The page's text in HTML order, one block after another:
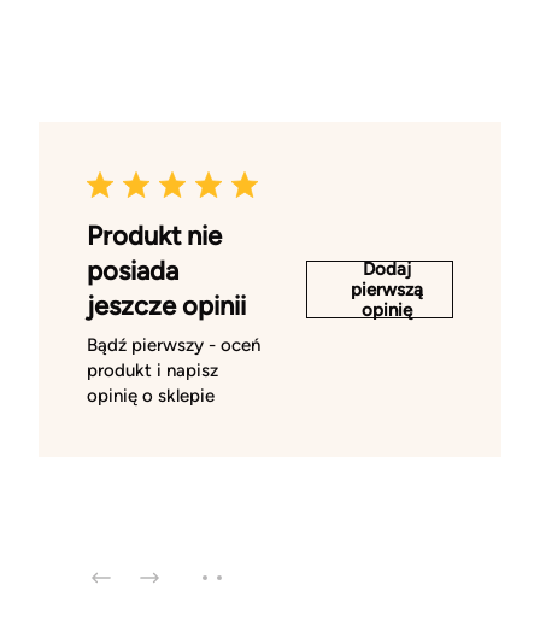
Produkt nie
posiada
jeszcze opinii
Bądź pierwszy - oceń
produkt i napisz
opinię o sklepie
Dodaj
pierwszą
opinię